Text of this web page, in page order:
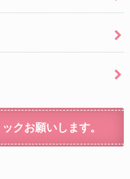
クお願いします。